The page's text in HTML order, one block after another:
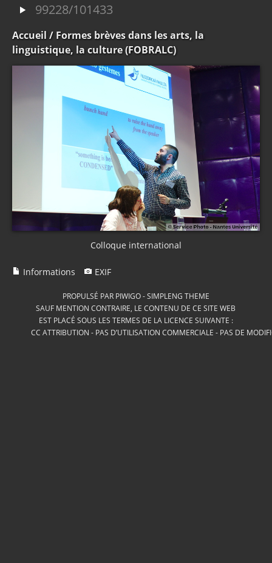
99228/101433
Accueil / Formes brèves dans les arts, la
linguistique, la culture (FOBRALC)
Colloque international
Informations EXIF
PROPULSÉ PAR PIWIGO-SIMPLENG THEME
SAUF MENTION CONTRAIRE, LE CONTENU DE CE SITE WEB
EST PLACÉ SOUS LES TERMES DE LA LICENCE SUIVANTE :
CC ATTRIBUTION - PAS D’UTILISATION COMMERCIALE - PAS DE